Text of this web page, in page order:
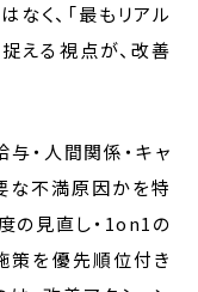
なく、「最もリアル
える視点が、改善
・人間関係・キャ
な不満原因かを特
の見直し・1on1の
策を優先順位付き